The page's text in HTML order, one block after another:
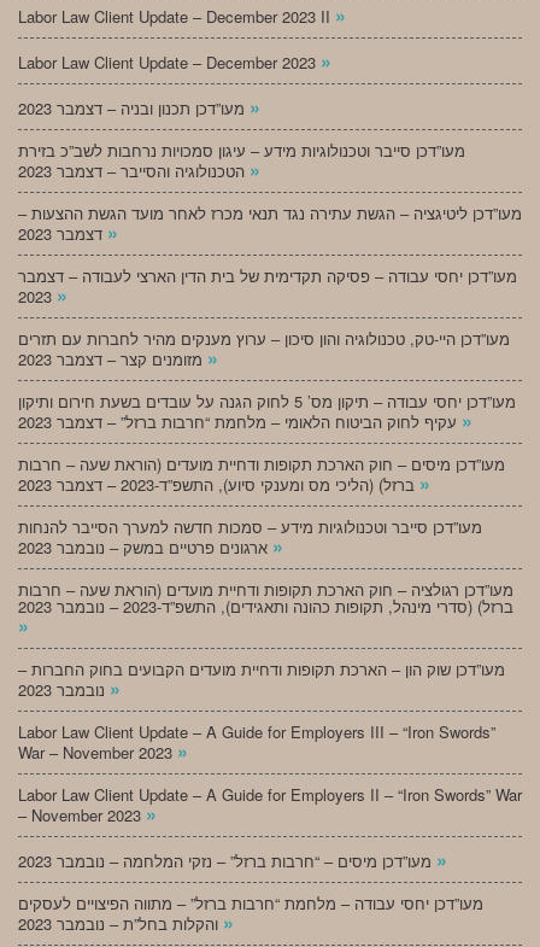
Labor Law Client Update – December 2023 II »
Labor Law Client Update – December 2023 »
»
מעו”דכן סייבר וטכנולוגיות מידע – עיגון סמכויות נרחבות לשב”כ בזירת
»
מעו”דכן ליטיגציה – הגשת עתירה נגד תנאי מכרז לאחר מועד הגשת ההצעות –
»
מעו”דכן יחסי עבודה – פסיקה תקדימית של בית הדין הארצי לעבודה – דצמבר
»
מעו”דכן היי-טק, טכנולוגיה והון סיכון – ערוץ מענקים מהיר לחברות עם תזרים
»
מעו”דכן יחסי עבודה – תיקון מס’ 5 לחוק הגנה על עובדים בשעת חירום ותיקון
»
מעו”דכן מיסים – חוק הארכת תקופות ודחיית מועדים (הוראת שעה – חרבות
»
מעו”דכן סייבר וטכנולוגיות מידע – סמכות חדשה למערך הסייבר להנחות
»
מעו”דכן רגולציה – חוק הארכת תקופות ודחיית מועדים (הוראת שעה – חרבות
ברזל) (סדרי מינהל, תקופות כהונה ותאגידים), התשפ”ד-2023 – נובמבר 2023
»
מעו”דכן שוק הון – הארכת תקופות ודחיית מועדים הקבועים בחוק החברות –
»
Labor Law Client Update – A Guide for Employers III – “Iron Swords”
War – November 2023 »
Labor Law Client Update – A Guide for Employers II – “Iron Swords” War
– November 2023 »
»
מעו”דכן יחסי עבודה – מלחמת “חרבות ברזל” – מתווה הפיצויים לעסקים
»